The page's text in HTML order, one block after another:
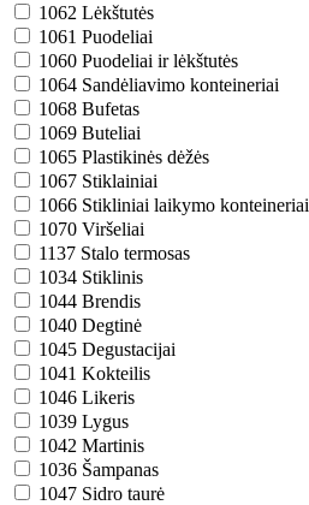
1062 Lėkštutės
1061 Puodeliai
1060 Puodeliai ir lėkštutės
1064 Sandėliavimo konteineriai
1068 Bufetas
1069 Buteliai
1065 Plastikinės dėžės
1067 Stiklainiai
1066 Stikliniai laikymo konteineriai
1070 Viršeliai
1137 Stalo termosas
1034 Stiklinis
1044 Brendis
1040 Degtinė
1045 Degustacijai
1041 Kokteilis
1046 Likeris
1039 Lygus
1042 Martinis
1036 Šampanas
1047 Sidro taurė